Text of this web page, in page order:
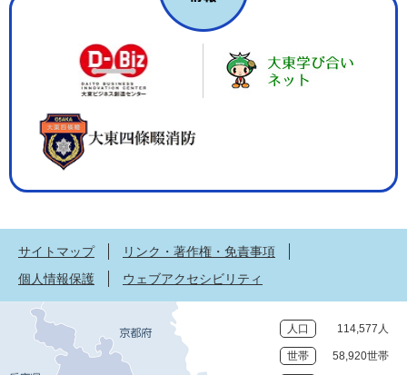
サイトマップ
リンク・著作権・免責事項
個人情報保護
ウェブアクセシビリティ
人口 114,577人
世帯 58,920世帯